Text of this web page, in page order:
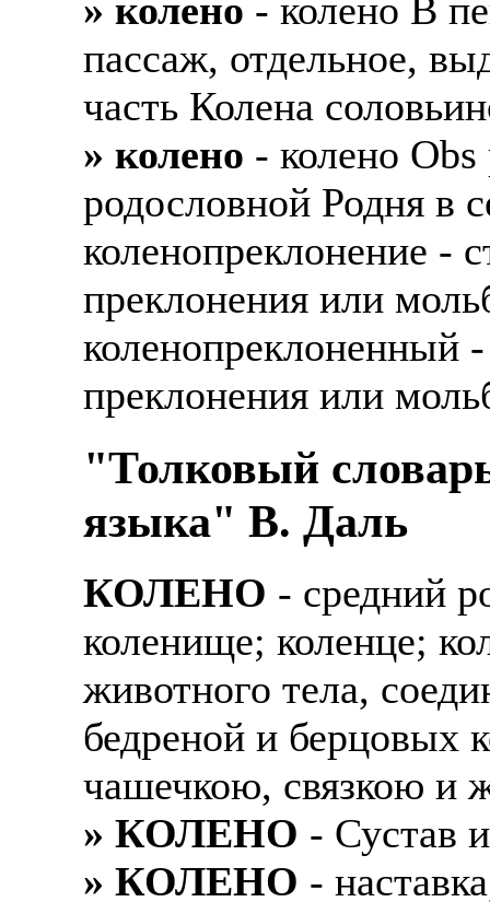
Также смотрите
отправке в другие
А также
рабочий,
стикеровщик.
# работа за границей
# работа за рубежом
# трудоустройство за
# трудоустройство за
В таких банках, как
Промсвязьбанк,
А также в компаниях:
СДЭК, ПЭК и т.д.
В направлениях: без
консультирование,
» колено - колено В
пассаж, отдельное,
часть Колена
» колено - колено Obs
родословной Родня в
коленопреклонение -
преклонения или
коленопреклоненный
преклонения или
"Толковый
языка" В. Даль
КОЛЕНО - средний
коленище; коленце;
животного тела,
бедреной и берцовых
чашечкою, связкою и
» КОЛЕНО - Сустав
» КОЛЕНО -